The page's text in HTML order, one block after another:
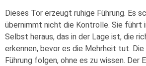
Dieses Tor erzeugt ruhige Führung. Es
übernimmt nicht die Kontrolle. Sie führt
Selbst heraus, das in der Lage ist, die
erkennen, bevor es die Mehrheit tut.
Führung folgen, ohne es zu wissen. Der